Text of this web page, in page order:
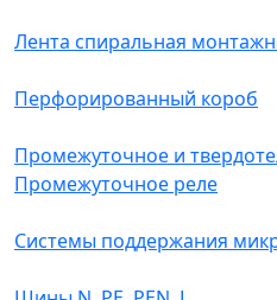
Лента спиральная
Перфорированный короб
Промежуточное и
Промежуточное реле
Системы поддержания